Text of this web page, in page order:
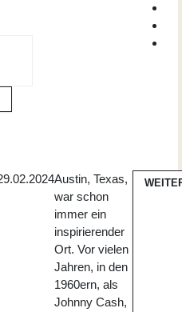
Austin, Texas,
war schon
immer ein
inspirierender
Ort. Vor vielen
Jahren, in den
1960ern, als
Johnny Cash,